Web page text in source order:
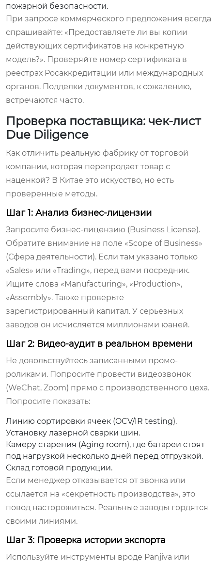
пожарной безопасности.
При запросе коммерческого предложения всегда
спрашивайте: «Предоставляете ли вы копии
действующих сертификатов на конкретную
модель?». Проверяйте номер сертификата в
реестрах Росаккредитации или международных
органов. Подделки документов, к сожалению,
встречаются часто.
Проверка поставщика: чек-лист
Due Diligence
Как отличить реальную фабрику от торговой
компании, которая перепродает товар с
наценкой? В Китае это искусство, но есть
проверенные методы.
Шаг 1: Анализ бизнес-лицензии
Запросите бизнес-лицензию (Business License).
Обратите внимание на поле «Scope of Business»
(Сфера деятельности). Если там указано только
«Sales» или «Trading», перед вами посредник.
Ищите слова «Manufacturing», «Production»,
«Assembly». Также проверьте
зарегистрированный капитал. У серьезных
заводов он исчисляется миллионами юаней.
Шаг 2: Видео-аудит в реальном времени
Не довольствуйтесь записанными промо-
роликами. Попросите провести видеозвонок
(WeChat, Zoom) прямо с производственного цеха.
Попросите показать:
Линию сортировки ячеек (OCV/IR testing).
Установку лазерной сварки шин.
Камеру старения (Aging room), где батареи стоят
под нагрузкой несколько дней перед отгрузкой.
Склад готовой продукции.
Если менеджер отказывается от звонка или
ссылается на «секретность производства», это
повод насторожиться. Реальные заводы гордятся
своими линиями.
Шаг 3: Проверка истории экспорта
Используйте инструменты вроде Panjiva или